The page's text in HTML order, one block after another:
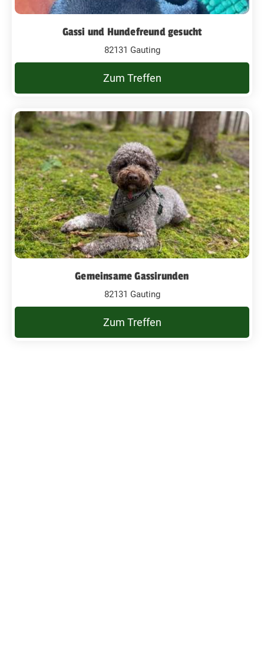
Gassi und Hundefreund gesucht
82131 Gauting
Zum Treffen
Gemeinsame Gassirunden
82131 Gauting
Zum Treffen